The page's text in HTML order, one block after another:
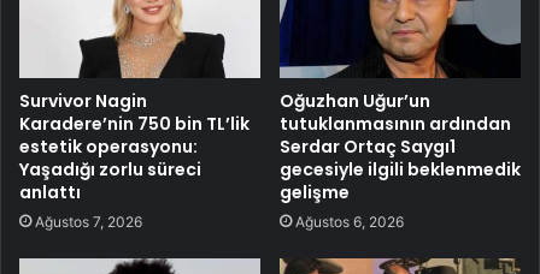
Survivor Nagin
Karadere’nin 750 bin TL’lik
estetik operasyonu:
Yaşadığı zorlu süreci
anlattı
Ağustos 7, 2026
Oğuzhan Uğur’un
tutuklanmasının ardından
Serdar Ortaç Saygı1
gecesiyle ilgili beklenmedik
gelişme
Ağustos 6, 2026